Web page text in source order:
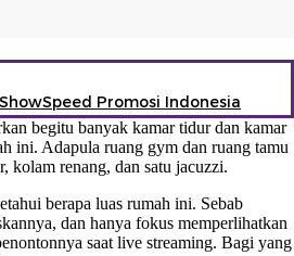
Promosi Indonesia
begitu banyak kamar tidur dan kamar
ini. Adapula ruang gym dan ruang tamu
kolam renang, dan satu jacuzzi.
berapa luas rumah ini. Sebab
dan hanya fokus memperlihatkan
saat live streaming. Bagi yang